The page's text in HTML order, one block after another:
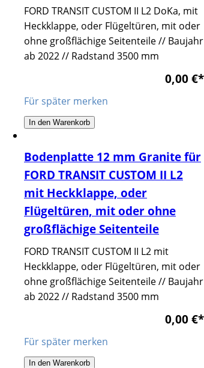
FORD TRANSIT CUSTOM II L2 DoKa, mit
Heckklappe, oder Flügeltüren, mit oder
ohne großflächige Seitenteile // Baujahr
ab 2022 // Radstand 3500 mm
0,00 €*
Für später merken
In den Warenkorb
Bodenplatte 12 mm Granite für
FORD TRANSIT CUSTOM II L2
mit Heckklappe, oder
Flügeltüren, mit oder ohne
großflächige Seitenteile
FORD TRANSIT CUSTOM II L2 mit
Heckklappe, oder Flügeltüren, mit oder
ohne großflächige Seitenteile // Baujahr
ab 2022 // Radstand 3500 mm
0,00 €*
Für später merken
In den Warenkorb